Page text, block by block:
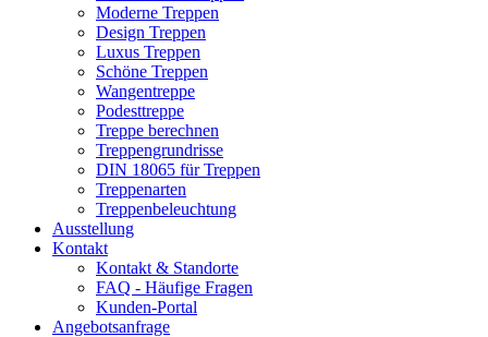
Moderne Treppen
Design Treppen
Luxus Treppen
Schöne Treppen
Wangentreppe
Podesttreppe
Treppe berechnen
Treppengrundrisse
DIN 18065 für Treppen
Treppenarten
Treppenbeleuchtung
Ausstellung
Kontakt
Kontakt & Standorte
FAQ - Häufige Fragen
Kunden-Portal
Angebotsanfrage